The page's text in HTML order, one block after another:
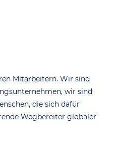
Mitarbeitern. Wir sind
wir sind
die sich dafür
Wegbereiter globaler